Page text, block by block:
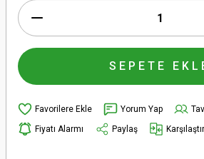
SEPETE
Yorum Yap
Fiyatı Alarmı
Paylaş Karşılaştır